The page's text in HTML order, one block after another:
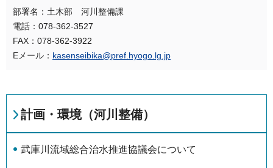
部署名：土木部 河川整備課
電話：078-362-3527
FAX：078-362-3922
Eメール： kasenseibika@pref.hyogo.lg.jp
計画・環境（河川整備）
武庫川流域総合治水推進協議会について